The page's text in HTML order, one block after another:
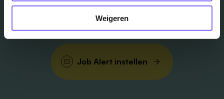
Weigeren
Schrijf je in en we houden je op de hoogte
Job Alert instellen